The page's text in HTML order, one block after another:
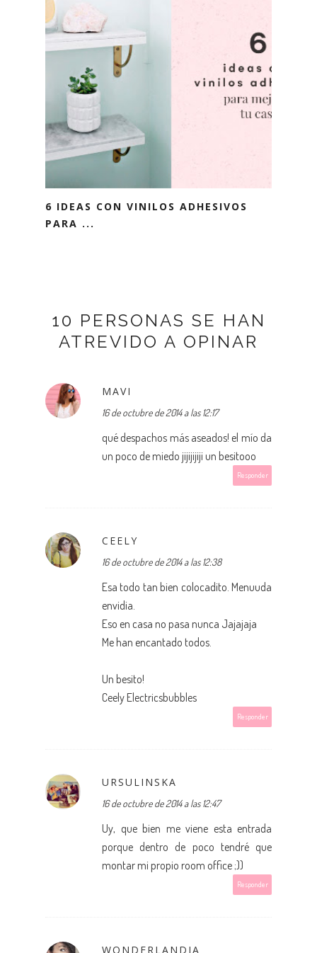
6 IDEAS CON VINILOS ADHESIVOS
PARA ...
10 PERSONAS SE HAN
ATREVIDO A OPINAR
MAVI
16 de octubre de 2014 a las 12:17
qué despachos más aseados! el mío da
un poco de miedo jijijijiji un besitooo
Responder
CEELY
16 de octubre de 2014 a las 12:38
Esa todo tan bien colocadito. Menuuda
envidia.
Eso en casa no pasa nunca Jajajaja
Me han encantado todos.
Un besito!
Ceely Electricsbubbles
Responder
URSULINSKA
16 de octubre de 2014 a las 12:47
Uy, que bien me viene esta entrada
porque dentro de poco tendré que
montar mi propio room office ;))
Responder
WONDERLANDIA